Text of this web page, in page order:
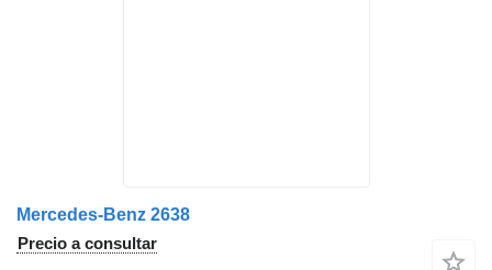
Mercedes-Benz 2638
Precio a consultar